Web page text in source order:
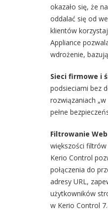
okazało się, że
oddalać się od
klientów
Appliance
wdrożenie,
Sieci firmowe i
podsieciami bez
rozwiązaniach
pełne
Filtrowanie
większości
Kerio Control
połączenia do
adresy URL,
użytkowników
w Kerio Control